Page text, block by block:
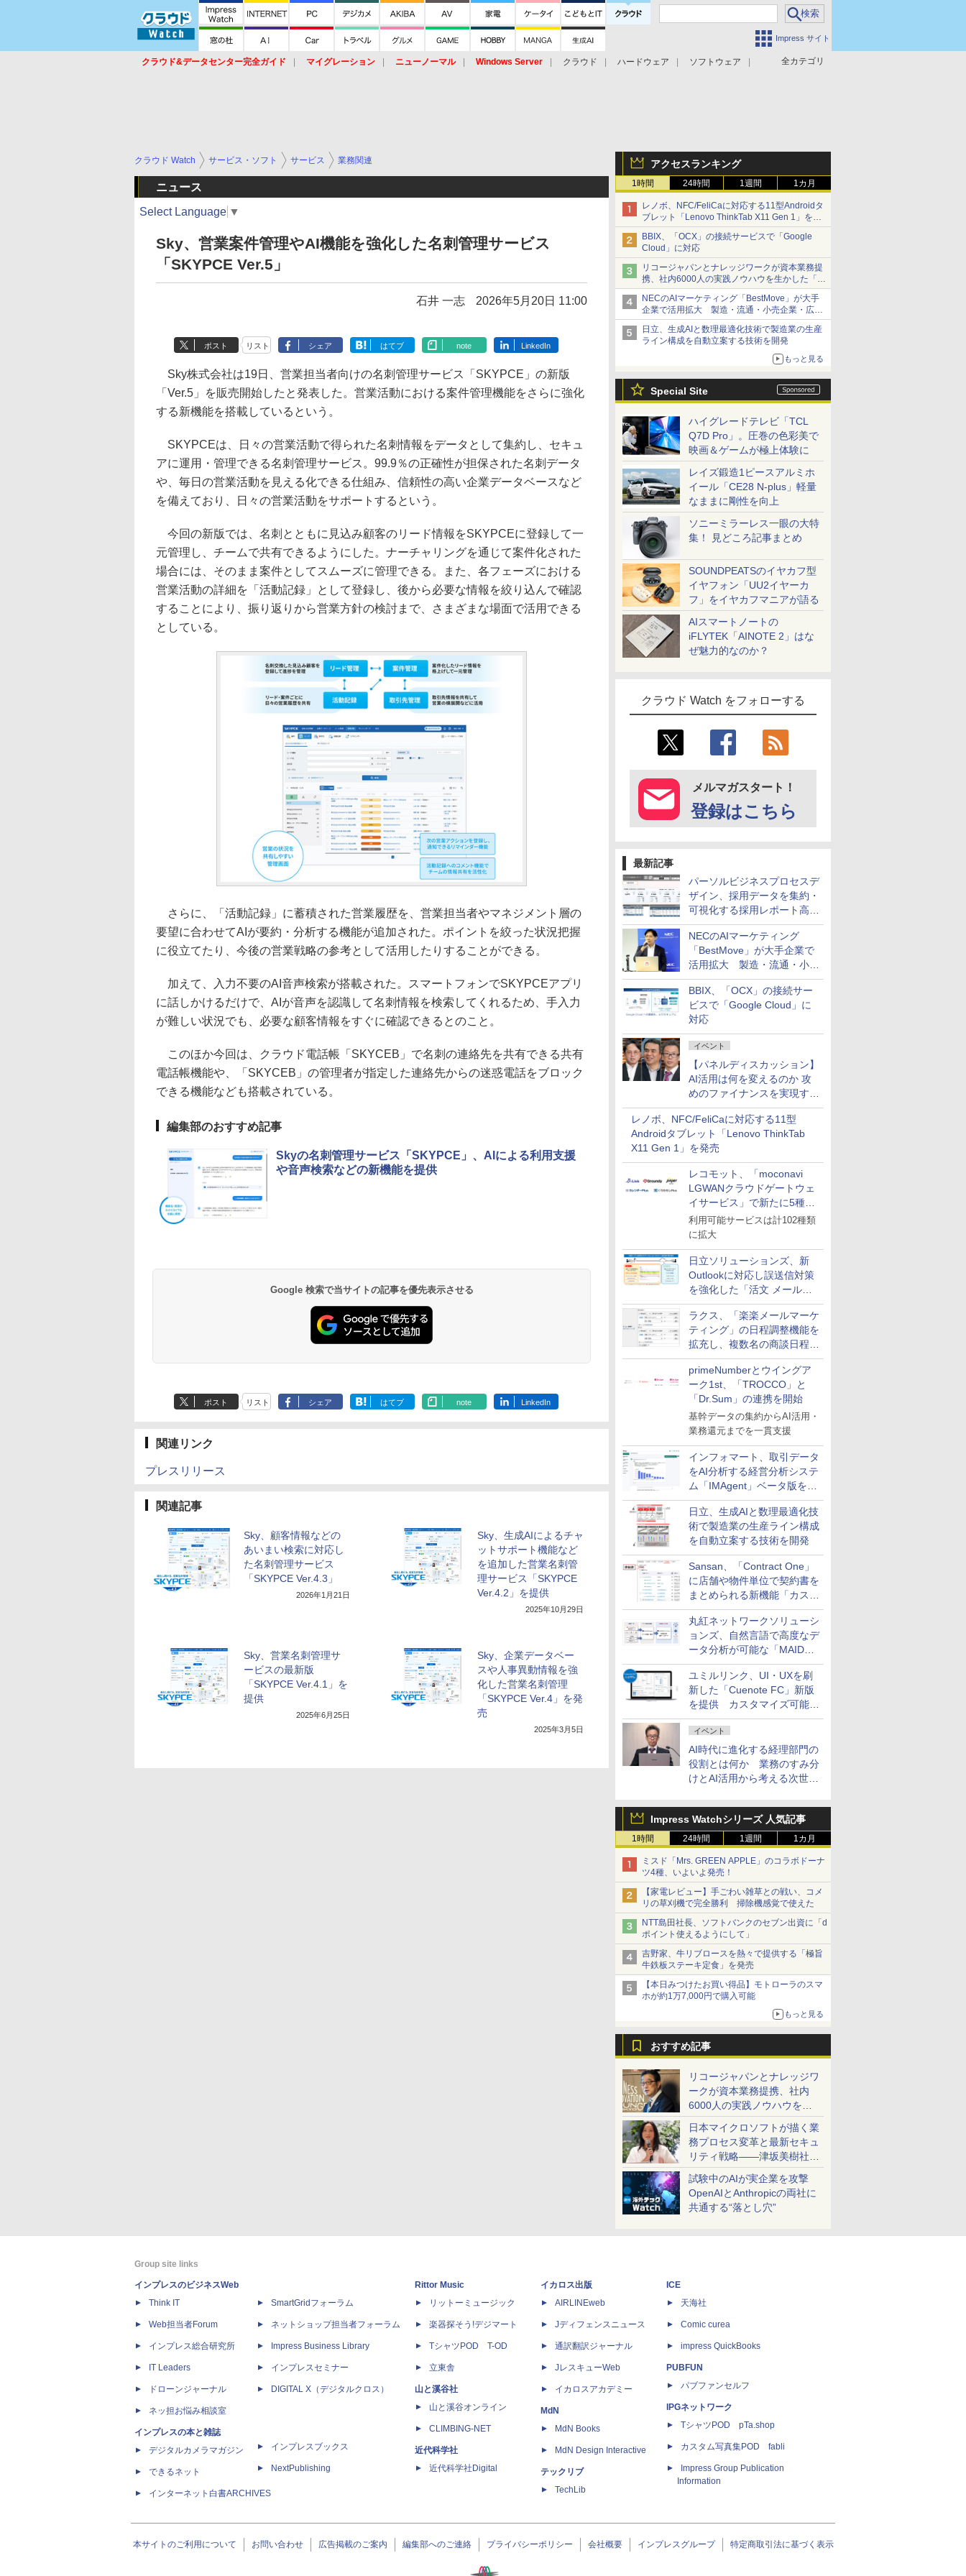
Impress サイト
全カテゴリ
クラウド&データセンター完全ガイド マイグレーション ニューノーマル Windows Server クラウド ハードウェア
ソフトウェア
アクセスランキング
1時間 24時間 1週間 1カ月
レノボ、NFC/FeliCaに対応する11型Androidタ
ブレット「Lenovo ThinkTab X11 Gen 1」を発
売
BBIX、「OCX」の接続サービスで「Google
Cloud」に対応
リコージャパンとナレッジワークが資本業務提
携、社内6000人の実践ノウハウを生かした「AI
商談記録 for RICOH」を展開へ
NECのAIマーケティング「BestMove」が大手
企業で活用拡大 製造・流通・小売企業・広告
代理店などが実装フェーズへ
日立、生成AIと数理最適化技術で製造業の生産
ライン構成を自動立案する技術を開発
もっと見る
Special Site
ハイグレードテレビ「TCL
Q7D Pro」。圧巻の色彩美で
映画＆ゲームが極上体験に
レイズ鍛造1ピースアルミホ
イール「CE28 N-plus」軽量
なままに剛性を向上
ソニーミラーレス一眼の大特
集！ 見どころ記事まとめ
SOUNDPEATSのイヤカフ型
イヤフォン「UU2イヤーカ
フ」をイヤカフマニアが語る
AIスマートノートの
iFLYTEK「AINOTE 2」はな
ぜ魅力的なのか？
クラウド Watch をフォローする
メルマガスタート！
登録はこちら
最新記事
パーソルビジネスプロセスデ
ザイン、採用データを集約・
可視化する採用レポート高速
化サービスを提供
NECのAIマーケティング
「BestMove」が大手企業で
活用拡大 製造・流通・小売
企業・広告代理店などが実装
フェーズへ
BBIX、「OCX」の接続サー
ビスで「Google Cloud」に
対応
イベント
【パネルディスカッション】
AI活用は何を変えるのか 攻
めのファイナンスを実現する
業務設計とマインドセット変
革
レノボ、NFC/FeliCaに対応する11型
Androidタブレット「Lenovo ThinkTab
X11 Gen 1」を発売
レコモット、「moconavi
LGWANクラウドゲートウェ
イサービス」で新たに5種類
のサービスと連携開始
利用可能サービスは計102種類
に拡大
日立ソリューションズ、新
Outlookに対応し誤送信対策
を強化した「活文 メール誤
送信防止アドインサービス」
を提供
ラクス、「楽楽メールマーケ
ティング」の日程調整機能を
拡充し、複数名の商談日程調
整を効率化
primeNumberとウイングア
ーク1st、「TROCCO」と
「Dr.Sum」の連携を開始
基幹データの集約からAI活用・
業務還元までを一貫支援
インフォマート、取引データ
をAI分析する経営分析システ
ム「IMAgent」ベータ版を提
供
日立、生成AIと数理最適化技
術で製造業の生産ライン構成
を自動立案する技術を開発
Sansan、「Contract One」
に店舗や物件単位で契約書を
まとめられる新機能「カスタ
ム契約ツリー」を追加
丸紅ネットワークソリューシ
ョンズ、自然言語で高度なデ
ータ分析が可能な「MAIDOA
AI ASSIST」を9月より提供
ユミルリンク、UI・UXを刷
新した「Cuenote FC」新版
を提供 カスタマイズ可能な
ダッシュボード画面を搭載
イベント
AI時代に進化する経理部門の
役割とは何か 業務のすみ分
けとAI活用から考える次世代
Impress Watchシリーズ 人気記事
1時間 24時間 1週間 1カ月
ミスド「Mrs. GREEN APPLE」のコラボドーナ
ツ4種、いよいよ発売！
【家電レビュー】手ごわい雑草との戦い、コメ
リの草刈機で完全勝利 掃除機感覚で使えた
NTT島田社長、ソフトバンクのセブン出資に「d
ポイント使えるようにして」
吉野家、牛リブロースを熱々で提供する「極旨
牛鉄板ステーキ定食」を発売
【本日みつけたお買い得品】モトローラのスマ
ホが約1万7,000円で購入可能
もっと見る
おすすめ記事
リコージャパンとナレッジワ
ークが資本業務提携、社内
6000人の実践ノウハウを生
かした「AI商談記録 for
RICOH」を展開へ
日本マイクロソフトが描く業
務プロセス変革と最新セキュ
リティ戦略――津坂美樹社長
が2027年度戦略を説明
試験中のAIが実企業を攻撃
OpenAIとAnthropicの両社に
共通する“落とし穴”
クラウド Watch サービス・ソフト サービス 業務関連
ニュース
Select Language ▼
Sky、営業案件管理やAI機能を強化した名刺管理サービス
「SKYPCE Ver.5」
石井 一志 2026年5月20日 11:00
ポスト リスト シェア はてブ note LinkedIn
Sky株式会社は19日、営業担当者向けの名刺管理サービス「SKYPCE」の新版
「Ver.5」を販売開始したと発表した。営業活動における案件管理機能をさらに強化
する新機能を搭載しているという。
SKYPCEは、日々の営業活動で得られた名刺情報をデータとして集約し、セキュ
アに運用・管理できる名刺管理サービス。99.9％の正確性が担保された名刺データ
や、毎日の営業活動を見える化できる仕組み、信頼性の高い企業データベースなど
を備えており、日々の営業活動をサポートするという。
今回の新版では、名刺とともに見込み顧客のリード情報をSKYPCEに登録して一
元管理し、チームで共有できるようにした。ナーチャリングを通じて案件化された
場合には、そのまま案件としてスムーズに管理できる。また、各フェーズにおける
営業活動の詳細を「活動記録」として登録し、後から必要な情報を絞り込んで確認
することにより、振り返りから営業方針の検討まで、さまざまな場面で活用できる
としている。
さらに、「活動記録」に蓄積された営業履歴を、営業担当者やマネジメント層の
要望に合わせてAIが要約・分析する機能が追加された。ポイントを絞った状況把握
に役立てたり、今後の営業戦略の参考として活用したりすることができる。
加えて、入力不要のAI音声検索が搭載された。スマートフォンでSKYPCEアプリ
に話しかけるだけで、AIが音声を認識して名刺情報を検索してくれるため、手入力
が難しい状況でも、必要な顧客情報をすぐに確認できるとのこと。
このほか今回は、クラウド電話帳「SKYCEB」で名刺の連絡先を共有できる共有
電話帳機能や、「SKYCEB」の管理者が指定した連絡先からの迷惑電話をブロック
できる機能なども搭載されている。
編集部のおすすめ記事
Skyの名刺管理サービス「SKYPCE」、AIによる利用支援
や音声検索などの新機能を提供
Google 検索で当サイトの記事を優先表示させる
ポスト リスト シェア はてブ note LinkedIn
関連リンク
プレスリリース
関連記事
Sky、顧客情報などの
あいまい検索に対応し
た名刺管理サービス
「SKYPCE Ver.4.3」
2026年1月21日
Sky、生成AIによるチャ
ットサポート機能など
を追加した営業名刺管
理サービス「SKYPCE
Ver.4.2」を提供
2025年10月29日
Sky、営業名刺管理サ
ービスの最新版
「SKYPCE Ver.4.1」を
提供
2025年6月25日
Sky、企業データベー
スや人事異動情報を強
化した営業名刺管理
「SKYPCE Ver.4」を発
売
2025年3月5日
Group site links
インプレスのビジネスWeb
Think IT
Web担当者Forum
インプレス総合研究所
IT Leaders
ドローンジャーナル
ネッ担お悩み相談室
インプレスの本と雑誌
デジタルカメラマガジン
できるネット
インターネット白書ARCHIVES
SmartGridフォーラム
ネットショップ担当者フォーラム
Impress Business Library
インプレスセミナー
DIGITAL X（デジタルクロス）
インプレスブックス
NextPublishing
Rittor Music
リットーミュージック
楽器探そう!デジマート
TシャツPOD T-OD
立東舎
山と溪谷社
山と溪谷オンライン
CLIMBING-NET
近代科学社
近代科学社Digital
イカロス出版
AIRLINEweb
Jディフェンスニュース
通訳翻訳ジャーナル
JレスキューWeb
イカロスアカデミー
MdN
MdN Books
MdN Design Interactive
テックリブ
TechLib
ICE
天海社
Comic curea
impress QuickBooks
PUBFUN
パブファンセルフ
IPGネットワーク
TシャツPOD pTa.shop
カスタム写真集POD fabli
Impress Group Publication
Information
本サイトのご利用について お問い合わせ 広告掲載のご案内 編集部へのご連絡 プライバシーポリシー 会社概要 インプレスグループ 特定商取引法に基づく表示